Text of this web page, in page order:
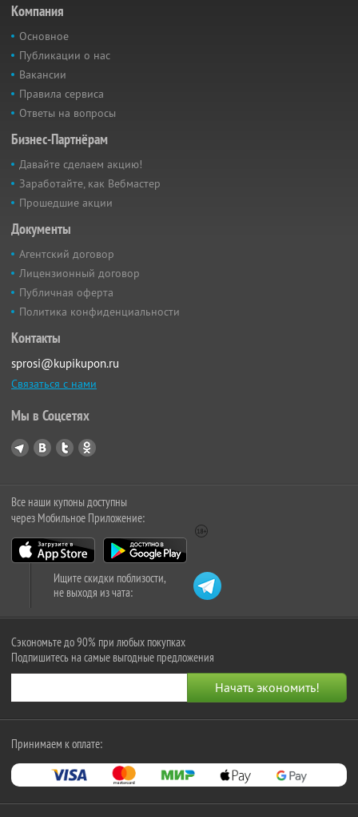
Компания
Основное
Публикации о нас
Вакансии
Правила сервиса
Ответы на вопросы
Бизнес-Партнёрам
Давайте сделаем акцию!
Заработайте, как Вебмастер
Прошедшие акции
Документы
Агентский договор
Лицензионный договор
Публичная оферта
Политика конфиденциальности
Контакты
sprosi@kupikupon.ru
Связаться с нами
Мы в Соцсетях
Все наши купоны доступны
через Мобильное Приложение:
Ищите скидки поблизости,
не выходя из чата:
Сэкономьте до 90% при любых покупках
Подпишитесь на самые выгодные предложения
Принимаем к оплате: